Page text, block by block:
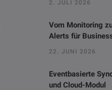
2. JULI 2026
Vom Monitoring
Alerts für
22. JUNI 2026
Eventbasierte
und Cloud-Modul